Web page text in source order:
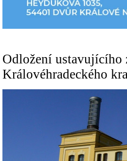
Odložení ustavujícího
Královéhradeckého